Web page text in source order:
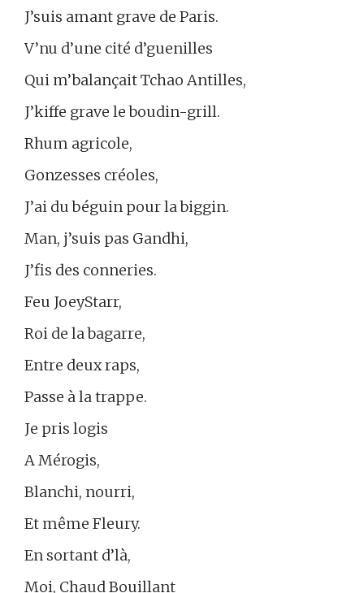
J’suis amant grave de Paris.
V’nu d’une cité d’guenilles
Qui m’balançait Tchao Antilles,
J’kiffe grave le boudin-grill.
Rhum agricole,
Gonzesses créoles,
J’ai du béguin pour la biggin.
Man, j’suis pas Gandhi,
J’fis des conneries.
Feu JoeyStarr,
Roi de la bagarre,
Entre deux raps,
Passe à la trappe.
Je pris logis
A Mérogis,
Blanchi, nourri,
Et même Fleury.
En sortant d’là,
Moi, Chaud Bouillant